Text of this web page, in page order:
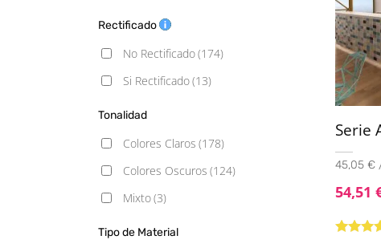
Metálico(2)
Monocolor (43)
Piedra (16)
Rústico
Vintage (7)
7.5x15 (12)
(1)
7.5x30
(3)
15x15(3)
Rectificado
No Rectificado(174)
Si Rectificado(13)
Tonalidad
Colores Claros (178)
Colores Oscuros (124)
Mixto(3)
Tipo de Material
Serie
45,05 €
54,51